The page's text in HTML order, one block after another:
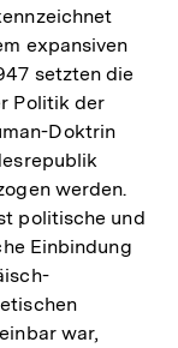
expansiven
setzten die
Politik der
Doktrin
werden.
politische und
Einbindung
war,